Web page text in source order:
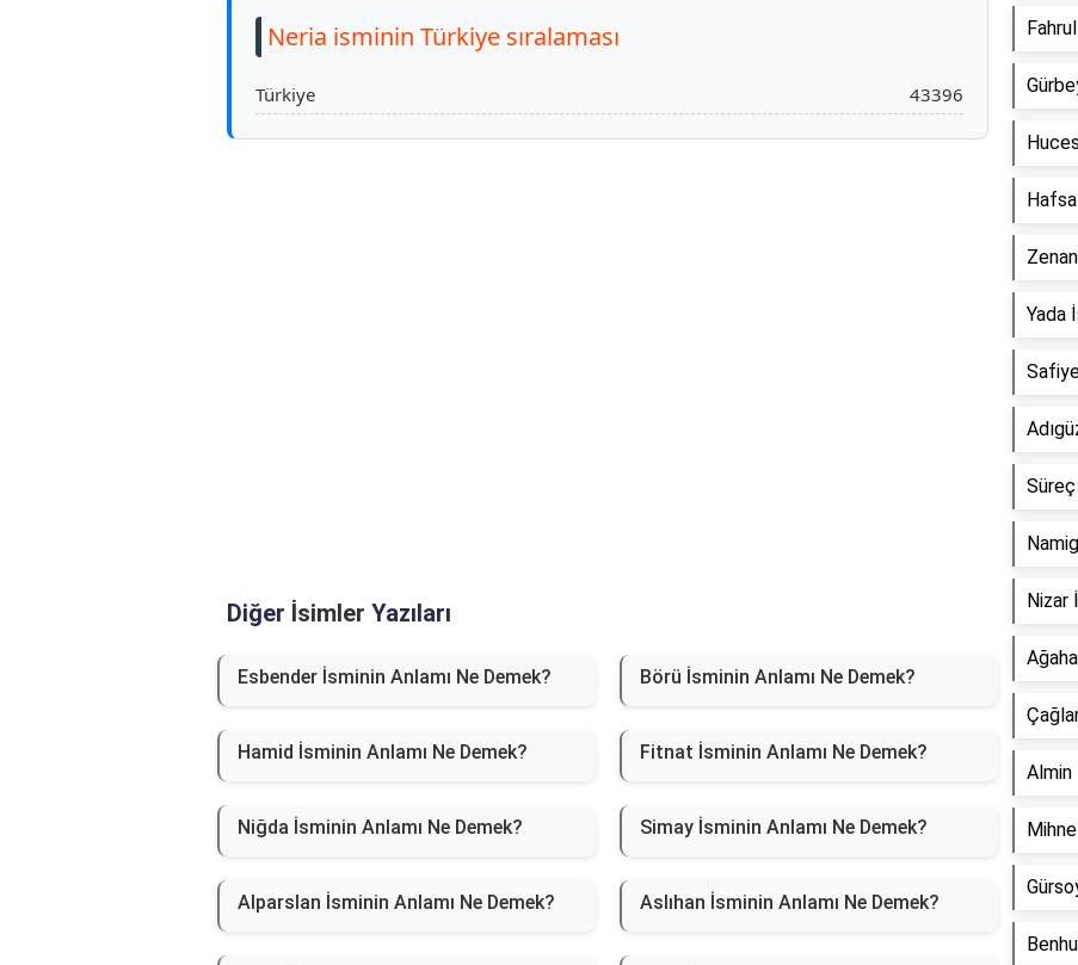
Neria isminin Türkiye sıralaması
Türkiye 43396
Diğer İsimler Yazıları
Esbender İsminin Anlamı Ne Demek? Börü İsminin Anlamı Ne Demek?
Hamid İsminin Anlamı Ne Demek? Fitnat İsminin Anlamı Ne Demek?
Niğda İsminin Anlamı Ne Demek? Simay İsminin Anlamı Ne Demek?
Alparslan İsminin Anlamı Ne Demek? Aslıhan İsminin Anlamı Ne Demek?
Yada
Süreç
Nizar
Almin